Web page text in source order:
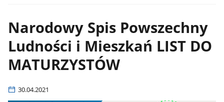
Narodowy Spis Powszechny
Ludności i Mieszkań LIST DO
MATURZYSTÓW
30.04.2021